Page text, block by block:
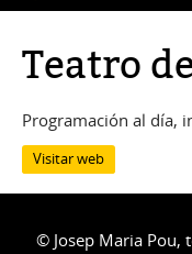
Teatro
Programación al día,
Visitar web
© Josep Maria Pou,